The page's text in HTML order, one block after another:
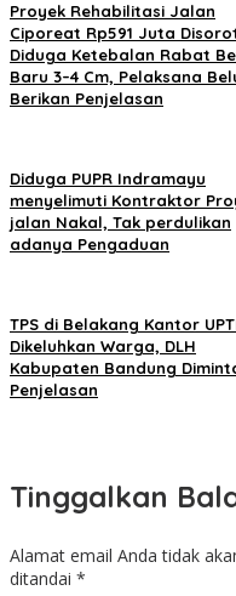
Proyek Rehabilitasi Jalan
Ciporeat Rp591 Juta
Diduga Ketebalan Rabat
Baru 3–4 Cm, Pelaksana
Berikan Penjelasan
Diduga PUPR Indramayu
menyelimuti Kontraktor
jalan Nakal, Tak perdulikan
adanya Pengaduan
TPS di Belakang Kantor
Dikeluhkan Warga, DLH
Kabupaten Bandung
Penjelasan
Tinggalkan
Alamat email Anda tidak
ditandai *